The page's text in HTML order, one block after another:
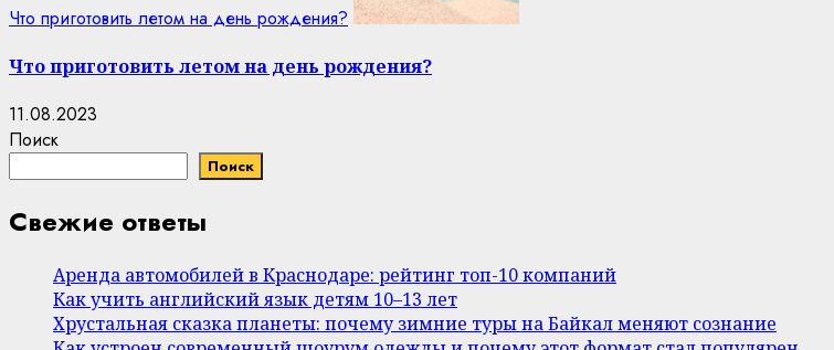
Что приготовить летом на день рождения?
Что приготовить летом на день рождения?
11.08.2023
Поиск
Поиск
Свежие ответы
Аренда автомобилей в Краснодаре: рейтинг топ-10 компаний
Как учить английский язык детям 10–13 лет
Хрустальная сказка планеты: почему зимние туры на Байкал меняют сознание